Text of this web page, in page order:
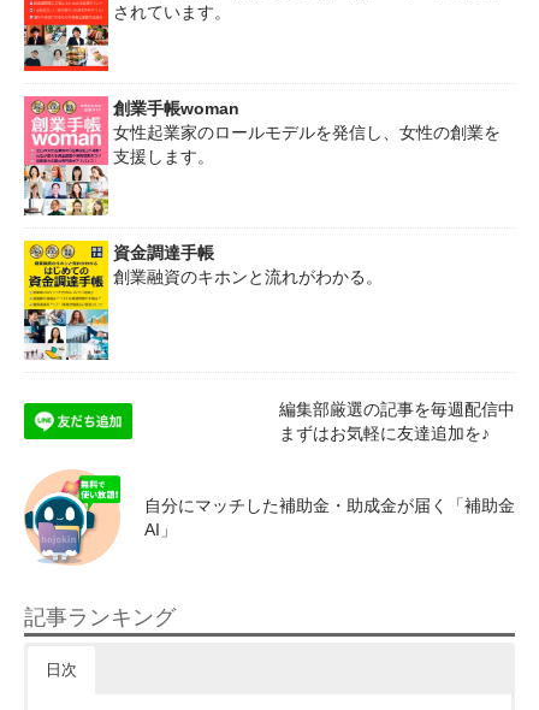
されています。
創業手帳woman
女性起業家のロールモデルを発信し、女性の創業を
支援します。
資金調達手帳
創業融資のキホンと流れがわかる。
編集部厳選の記事を毎週配信中
まずはお気軽に友達追加を♪
自分にマッチした補助金・助成金が届く「補助金
AI」
記事ランキング
日次